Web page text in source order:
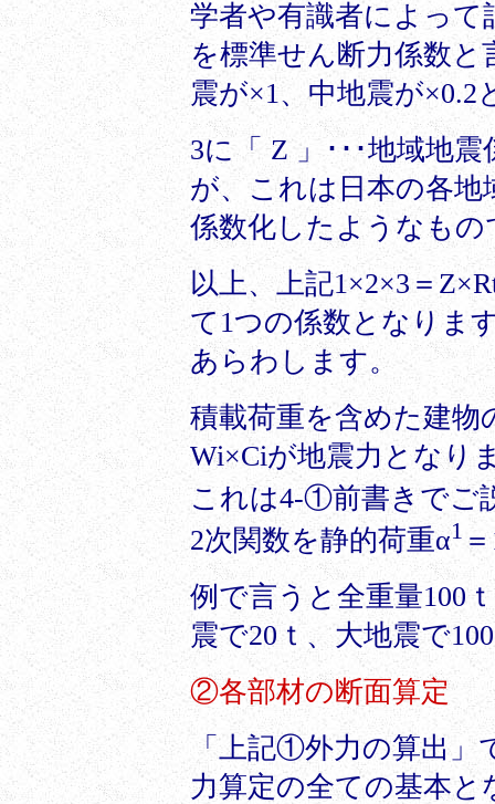
学者や有識者によっ
を標準せん断力係数
震が×1、中地震が
3に「 Z 」･･･地域地
が、これは日本の各
係数化したようなもの
以上、上記1×2×3＝
て1つの係数となりま
あらわします。
積載荷重を含めた建物
Wi×Ciが地震力となり
これは4-①前書きでご
2次関数を静的荷重α1
例で言うと全重量100
震で20ｔ、大地震で
②各部材の断面算定
「上記①外力の算出
力算定の全ての基本と